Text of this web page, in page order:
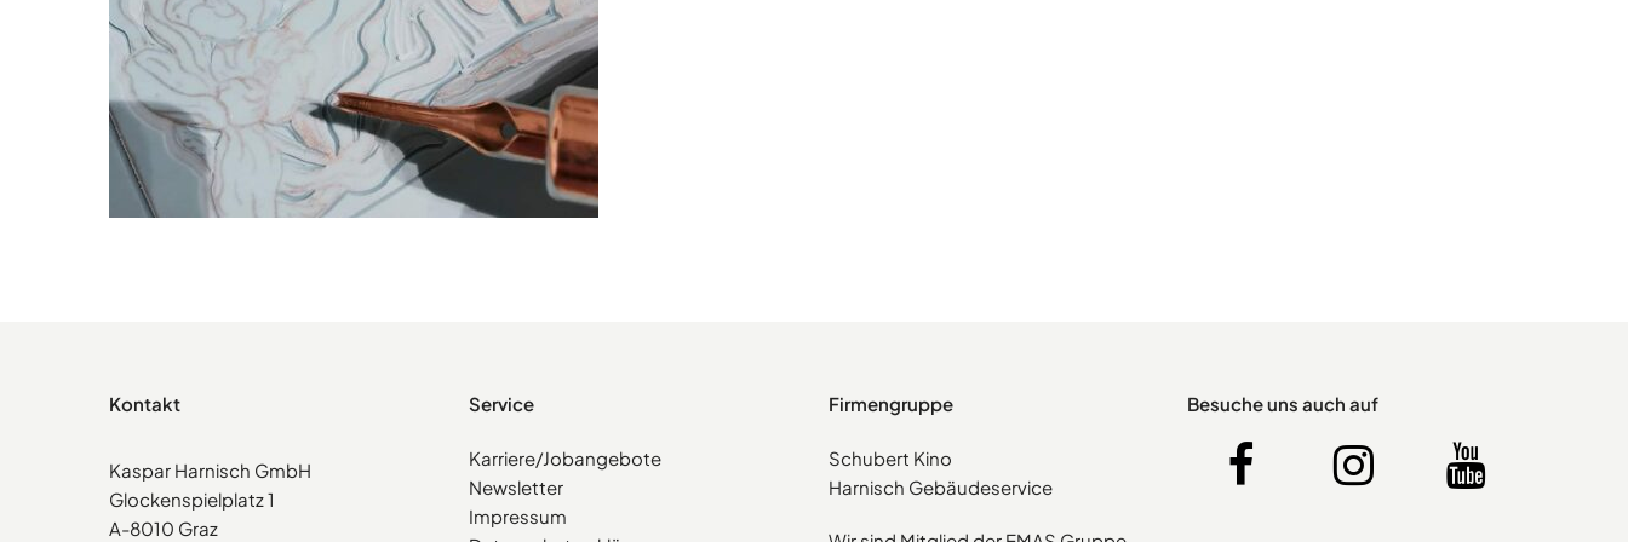
Kontakt
Kaspar Harnisch GmbH
Glockenspielplatz 1
A-8010 Graz
Service
Karriere/Jobangebote
Newsletter
Impressum
Firmengruppe
Schubert Kino
Harnisch Gebäudeservice
Besuche uns auch auf